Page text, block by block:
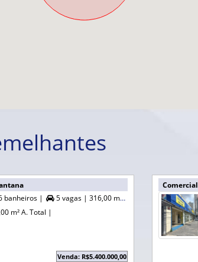
banheiros |  5 vagas | 316,00 m² A. Útil |
m² A. Total |
Venda: R$5.400.000,00